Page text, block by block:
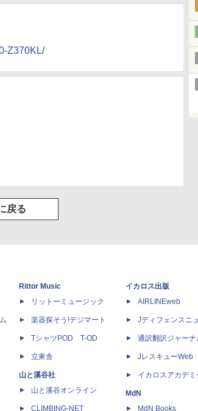
Z370KL/
戻る
Rittor Music
リットーミュージック
楽器探そう!デジマート
TシャツPOD T-OD
立東舎
山と溪谷社
山と溪谷オンライン
CLIMBING-NET
イカロス出版
AIRLINEweb
Jディフェンスニ
通訳翻訳ジャーナ
JレスキューWeb
イカロスアカデミ
MdN
MdN Books